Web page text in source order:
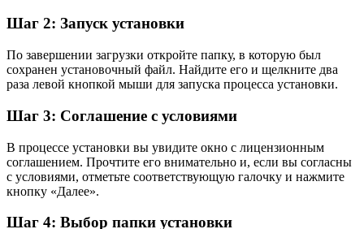
Шаг 2: Запуск установки
По завершении загрузки откройте папку, в которую был
сохранен установочный файл. Найдите его и щелкните два
раза левой кнопкой мыши для запуска процесса установки.
Шаг 3: Соглашение с условиями
В процессе установки вы увидите окно с лицензионным
соглашением. Прочтите его внимательно и, если вы согласны
с условиями, отметьте соответствующую галочку и нажмите
кнопку «Далее».
Шаг 4: Выбор папки установки